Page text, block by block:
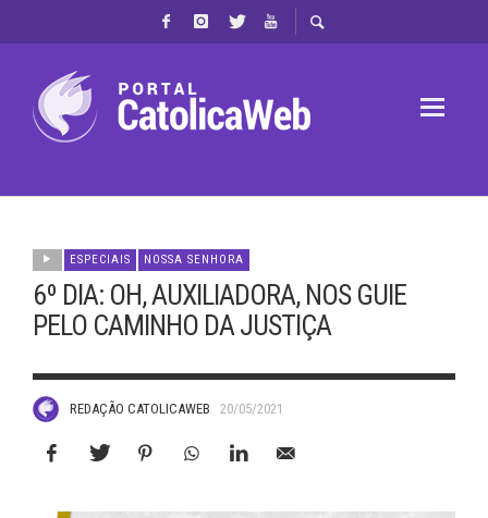
ESPECIAIS NOSSA SENHORA
6º DIA: OH, AUXILIADORA, NOS GUIE
PELO CAMINHO DA JUSTIÇA
REDAÇÃO CATOLICAWEB 20/05/2021